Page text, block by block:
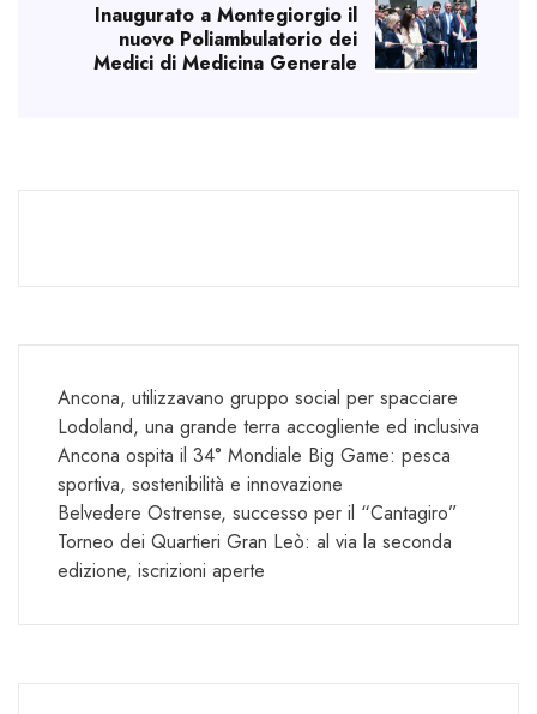
Inaugurato a Montegiorgio il
nuovo Poliambulatorio dei
Medici di Medicina Generale
Ancona, utilizzavano gruppo social per spacciare
Lodoland, una grande terra accogliente ed inclusiva
Ancona ospita il 34° Mondiale Big Game: pesca
sportiva, sostenibilità e innovazione
Belvedere Ostrense, successo per il “Cantagiro”
Torneo dei Quartieri Gran Leò: al via la seconda
edizione, iscrizioni aperte